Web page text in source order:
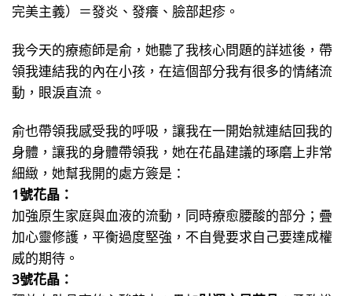
完美主義）＝發炎、發癢、臉部起疹。
我今天的療癒師是俞，她聽了我核心問題的詳述後，帶
領我連結我的內在小孩，在這個部分我有很多的情緒流
動，眼淚直流。
俞也帶領我感受我的呼吸，讓我在一開始就連結回我的
身體，讓我的身體帶領我，她在花晶建議的琢磨上非常
細緻，她幫我開的處方簽是：
1號花晶：
加強原生家庭與血液的流動，同時療愈腰酸的部分；疊
加心靈修護，平衡過度堅強，不自覺要求自己要達成權
威的期待。
3號花晶：